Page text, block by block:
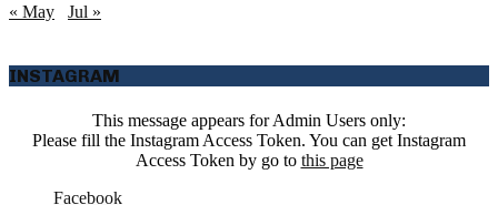
« May
Jul »
INSTAGRAM
This message appears for Admin Users only:
Please fill the Instagram Access Token. You can get Instagram
Access Token by go to this page
Facebook